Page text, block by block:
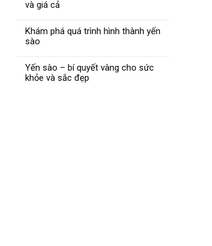
và giá cả
Khám phá quá trình hình thành yến
sào
Yến sào – bí quyết vàng cho sức
khỏe và sắc đẹp